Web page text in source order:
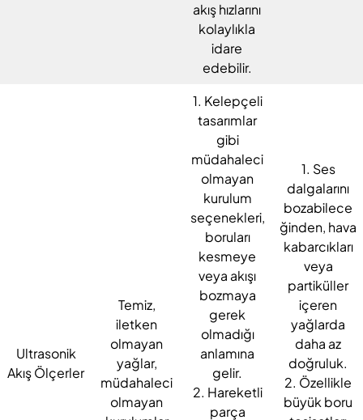
akış hızlarını
kolaylıkla
idare
edebilir.
Ultrasonik
Akış Ölçerler
Temiz,
iletken
olmayan
yağlar,
müdahaleci
olmayan
1. Kelepçeli
tasarımlar
gibi
müdahaleci
olmayan
kurulum
seçenekleri,
boruları
kesmeye
veya akışı
bozmaya
gerek
olmadığı
anlamına
gelir.
2. Hareketli
parça
1. Ses
dalgalarını
bozabilece
ğinden, hava
kabarcıkları
veya
partiküller
içeren
yağlarda
daha az
doğruluk.
2. Özellikle
büyük boru